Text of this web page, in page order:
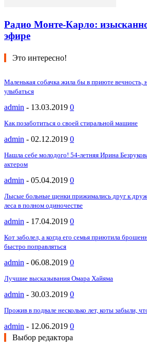
Радио Монте-Карло:
эфире
Это интересно!
Маленькая собачка жила бы в приюте вечность,
улыбаться
admin - 13.03.2019 0
Как позаботиться о своей стиральной машине
admin - 02.12.2019 0
Нашла себе молодого! 54-летняя Ирина
актером
admin - 05.04.2019 0
Лысые больные щенки прижимались друг к
леса в полном одиночестве
admin - 17.04.2019 0
Кот заболел, а когда его семья приютила
быстро поправляться
admin - 06.08.2019 0
Лучшие высказывания Омара Хайяма
admin - 30.03.2019 0
Прожив в подвале несколько лет, коты забыли,
admin - 12.06.2019 0
Выбор редактора